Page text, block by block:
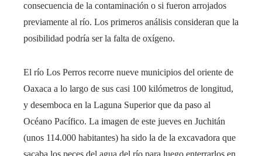
consecuencia de la contaminación o si fueron arrojados
previamente al río. Los primeros análisis consideran que la
posibilidad podría ser la falta de oxígeno.
El río Los Perros recorre nueve municipios del oriente de
Oaxaca a lo largo de sus casi 100 kilómetros de longitud,
y desemboca en la Laguna Superior que da paso al
Océano Pacífico. La imagen de este jueves en Juchitán
(unos 114.000 habitantes) ha sido la de la excavadora que